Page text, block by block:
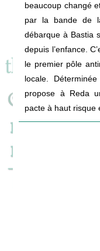
beaucoup changé
par la bande de
débarque à Bastia
depuis l’enfance.
le premier pôle
locale.
propose à Reda
pacte à haut risque